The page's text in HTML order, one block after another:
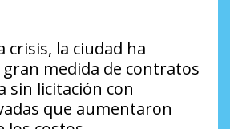
crisis, la ciudad ha
medida de contratos
sin licitación con
que aumentaron